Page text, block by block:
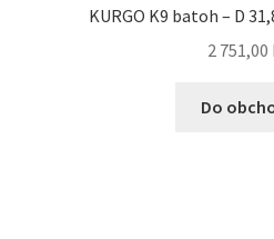
KURGO K9 batoh – D
2 751,00
Do